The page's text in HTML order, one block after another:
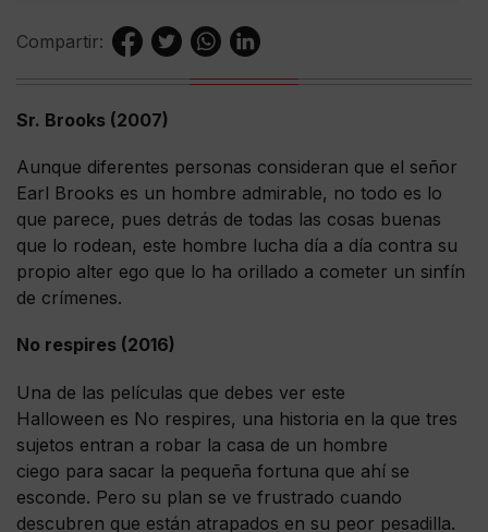
Compartir:
Sr. Brooks (2007)
Aunque diferentes personas consideran que el señor
Earl Brooks es un hombre admirable, no todo es lo
que parece, pues detrás de todas las cosas buenas
que lo rodean, este hombre lucha día a día contra su
propio alter ego que lo ha orillado a cometer un sinfín
de crímenes.
No respires (2016)
Una de las películas que debes ver este
Halloween es No respires, una historia en la que tres
sujetos entran a robar la casa de un hombre
ciego para sacar la pequeña fortuna que ahí se
esconde. Pero su plan se ve frustrado cuando
descubren que están atrapados en su peor pesadilla.